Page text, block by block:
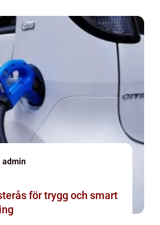
admin
för trygg och smart